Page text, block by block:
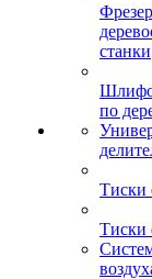
станки
по
Тиски
Тиски